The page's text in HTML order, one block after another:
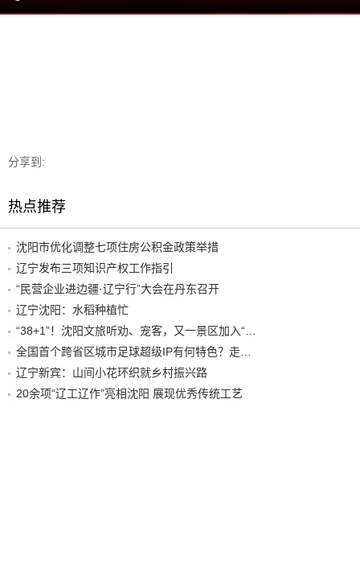
分享到:
热点推荐
沈阳市优化调整七项住房公积金政策举措
辽宁发布三项知识产权工作指引
“民营企业进边疆·辽宁行”大会在丹东召开
辽宁沈阳：水稻种植忙
辽宁新宾：山间小花环织就乡村振兴路
20余项“辽工辽作”亮相沈阳 展现优秀传统工艺